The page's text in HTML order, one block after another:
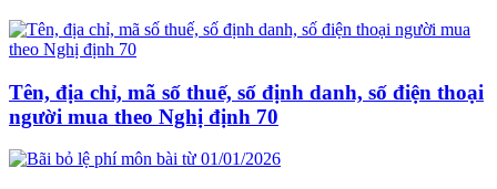
Tên, địa chỉ, mã số thuế, số định danh, số điện thoại
người mua theo Nghị định 70